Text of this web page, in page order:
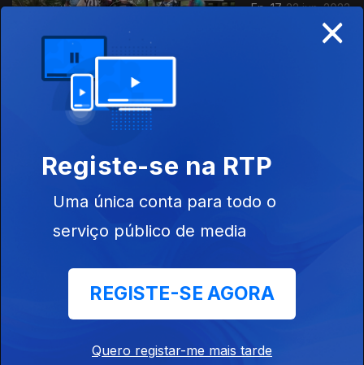
Ep. 17 22 jun. 2023
Heróis do Rio
Paraíso
Portugal
×
Registe-se na RTP
Uma única conta para todo o
serviço público de media
REGISTE-SE AGORA
Quero registar-me mais tarde